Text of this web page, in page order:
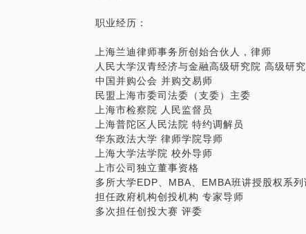
PS.在选择与我见面前，请把你的问题更
面。
本人在股权领域工作多年，每年都会处理
的特点，在选择股权激励方式上也不尽相
的基本情况，并提出适合公司的股权激励
股权激励和应该怎么做。
帮助企业迅速的理清思路，找到适合自己
想投资一家公司，但就股权拿多少问题自
职业经历：
上海兰迪律师事务所创始合伙人，律师
人民大学汉青经济与金融高级研究院 高级研
中国并购公会 并购交易师
民盟上海市委司法委（支委）主委
上海市检察院 人民监督员
上海普陀区人民法院 特约调解员
华东政法大学 律师学院导师
上海大学法学院 校外导师
上市公司独立董事资格
多所大学EDP、MBA、EMBA班讲授股权系列
担任政府机构创投机构 专家导师
多次担任创投大赛 评委